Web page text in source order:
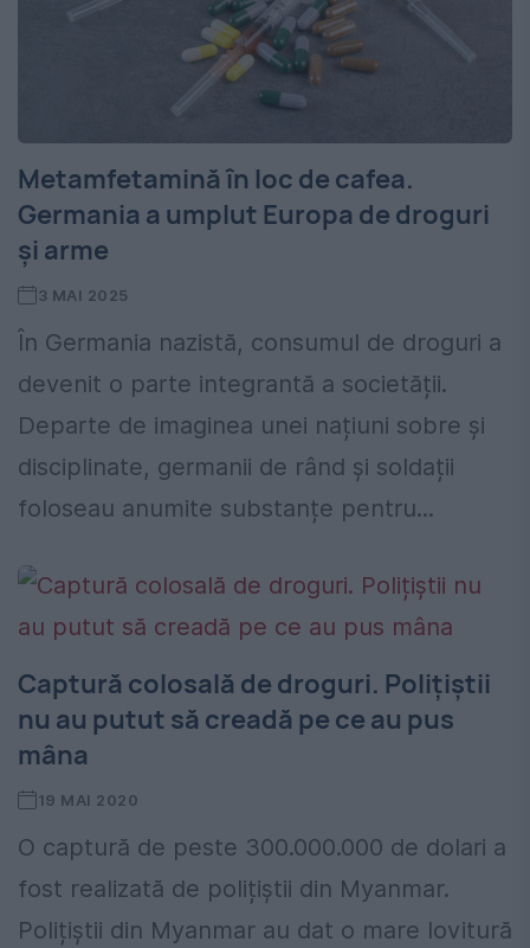
Metamfetamină în loc de cafea.
Germania a umplut Europa de droguri
și arme
3 MAI 2025
În Germania nazistă, consumul de droguri a
devenit o parte integrantă a societății.
Departe de imaginea unei națiuni sobre și
disciplinate, germanii de rând și soldații
foloseau anumite substanțe pentru...
Captură colosală de droguri. Polițiștii
nu au putut să creadă pe ce au pus
mâna
19 MAI 2020
O captură de peste 300.000.000 de dolari a
fost realizată de polițiștii din Myanmar.
Polițiștii din Myanmar au dat o mare lovitură